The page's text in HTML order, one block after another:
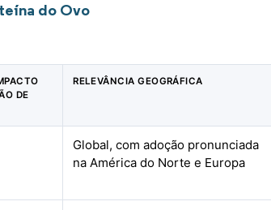
do Ovo
DE
RELEVÂNCIA GEOGRÁFICA
Global, com adoção pronunciada
na América do Norte e Europa